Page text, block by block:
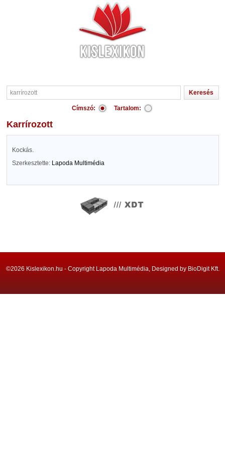
Címszó: Tartalom:
karrírozott
Kockás.
Szerkesztette: Lapoda Multimédia
©2026 Kislexikon.hu - Copyright Lapoda Multimédia, Designed by BioDigit Kft.